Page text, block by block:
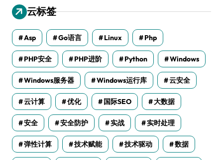
云标签
Asp Go语言 Linux Php
PHP安全 PHP进阶 Python Windows
Windows服务器 Windows运行库 云安全
云计算 优化 国际SEO 大数据
安全 安全防护 实战 实时处理
弹性计算 技术赋能 技术驱动 数据